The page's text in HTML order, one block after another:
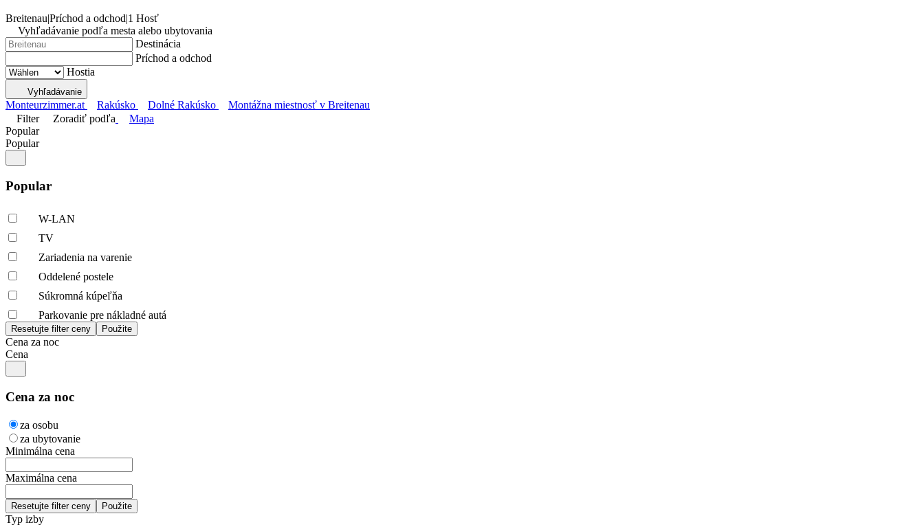
Breitenau|Príchod a odchod|1 Hosť
Vyhľadávanie podľa mesta alebo ubytovania
Destinácia
Príchod a odchod
Hostia
Vyhľadávanie
Monteurzimmer.at Rakúsko Dolné Rakúsko
Montážna miestnosť v Breitenau
Filter
Zoradiť podľa
Mapa
Popular
Popular
Popular
W-LAN
TV
Zariadenia na varenie
Oddelené postele
Súkromná kúpeľňa
Parkovanie pre nákladné autá
Cena za noc
Cena
Cena za noc
za osobu
za ubytovanie
Minimálna cena
Maximálna cena
Typ izby